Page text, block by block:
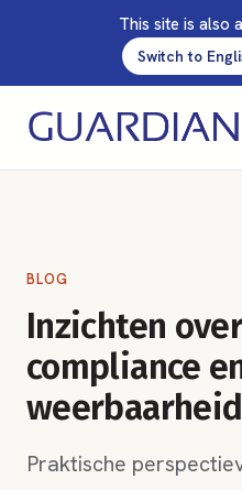
This site is also
Switch to
BLOG
Inzichten
compliance
weerbaarheid
Praktische